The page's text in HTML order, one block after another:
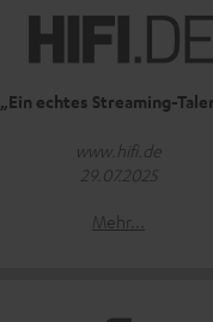
„Ein echtes Streaming-
www.hifi.de
29.07.2025
Mehr...